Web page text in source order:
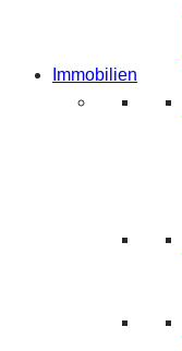
Immobilien